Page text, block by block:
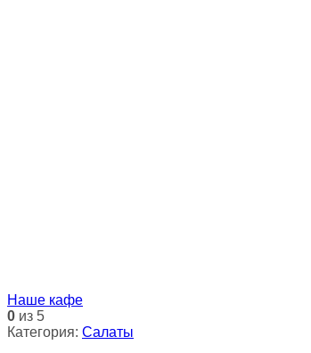
Наше кафе
0 из 5
Категория: Салаты